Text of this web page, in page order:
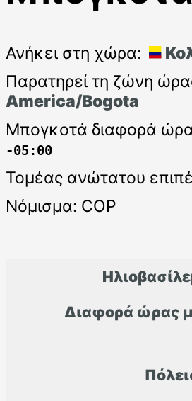
Ανήκει στη χώρα:
Παρατηρεί τη ζώνη
America/Bogota
Μπογκοτά διαφορά
-05:00
Τομέας ανώτατου
Νόμισμα: COP
Διαφορά ώρας